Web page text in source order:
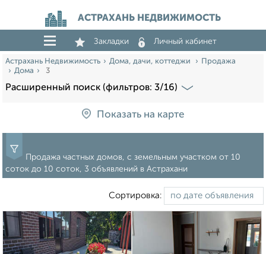
АСТРАХАНЬ НЕДВИЖИМОСТЬ
Закладки Личный кабинет
Астрахань Недвижимость Дома, дачи, коттеджи
Продажа
Дома
3
Расширенный поиск (фильтров: 3/16)
Показать на карте
Продажа частных домов, с земельным участком от 10
соток до 10 соток, 3 объявлений в Астрахани
Сортировка: